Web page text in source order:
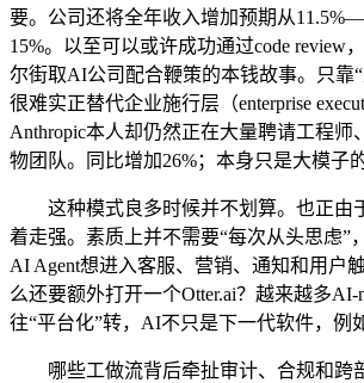
要。公司还将全年收入增加预期从
15%。以至可以或许成功通过code review
尔街取AI公司配合鞭策的本钱故事。只靠
很难实正替代企业施行层（enterprise
Anthropic本人却仍然正在大量聘请工程师
物团队。同比增加26%；本身只是大模子
这种模式良多时候并不划算。也正由
着走强。素质上并不需要“每次从头思虑”
AI Agent想进入客服、营销、通知和用户
么还要额外打开一个Otter.ai？越来越多AI-
往“平台化”转，AI不只是下一代软件，例
哪些工做流背后牵扯审计、合规和跨